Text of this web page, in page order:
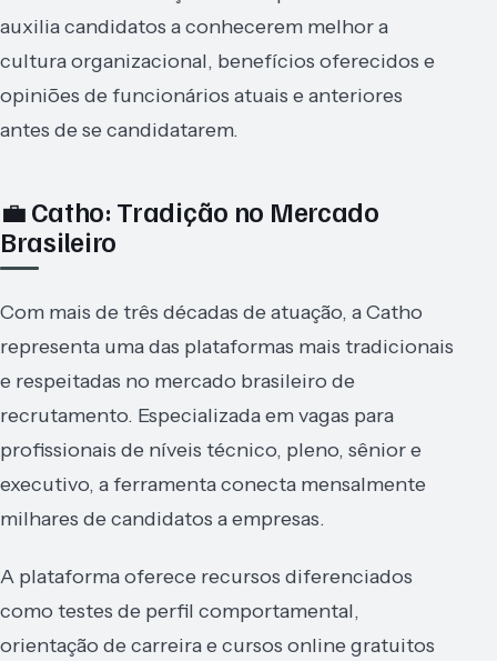
auxilia candidatos a conhecerem melhor a
cultura organizacional, benefícios oferecidos e
opiniões de funcionários atuais e anteriores
antes de se candidatarem.
💼 Catho: Tradição no Mercado
Brasileiro
Com mais de três décadas de atuação, a Catho
representa uma das plataformas mais tradicionais
e respeitadas no mercado brasileiro de
recrutamento. Especializada em vagas para
profissionais de níveis técnico, pleno, sênior e
executivo, a ferramenta conecta mensalmente
milhares de candidatos a empresas.
A plataforma oferece recursos diferenciados
como testes de perfil comportamental,
orientação de carreira e cursos online gratuitos